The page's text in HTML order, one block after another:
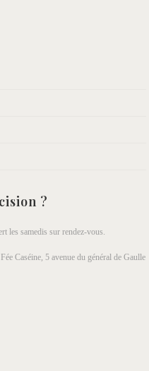
?
les samedis sur rendez-vous.
Caséine, 5 avenue du général de Gaulle